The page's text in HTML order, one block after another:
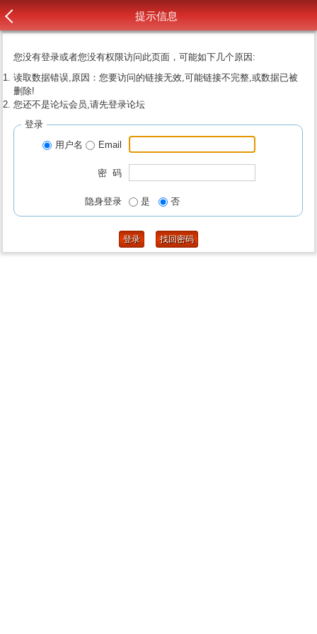
提示信息
您没有登录或者您没有权限访问此页面，可能如下几个原因:
读取数据错误,原因：您要访问的链接无效,可能链接不完整,或数据已被
删除!
您还不是论坛会员,请先登录论坛
登录
用户名
Email
密 码
隐身登录 是 否